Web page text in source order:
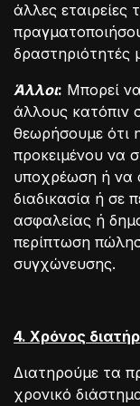
άλλες εταιρείες
δραστηριότητές
Άλλοι: Μπορεί
άλλους κατόπιν
θεωρήσουμε ότι
προκειμένου να
υποχρέωση ή να
διαδικασία ή σε
ασφαλείας ή
περίπτωση
συγχώνευσης.
4. Χρόνος
Διατηρούμε τα
χρονικό